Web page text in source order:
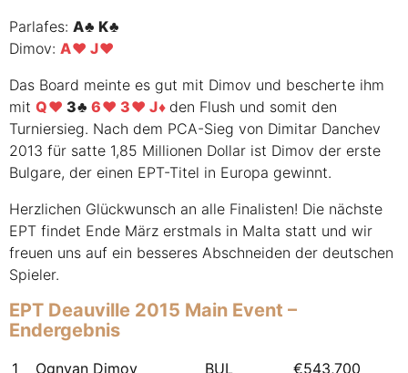
Parlafes: A
K
Dimov: A
J
Das Board meinte es gut mit Dimov und bescherte ihm
mit Q 3 6 3 J
den Flush und somit den
Turniersieg. Nach dem PCA-Sieg von Dimitar Danchev
2013 für satte 1,85 Millionen Dollar ist Dimov der erste
Bulgare, der einen EPT-Titel in Europa gewinnt.
Herzlichen Glückwunsch an alle Finalisten! Die nächste
EPT findet Ende März erstmals in Malta statt und wir
freuen uns auf ein besseres Abschneiden der deutschen
Spieler.
EPT Deauville 2015 Main Event –
Endergebnis
1 Ognyan Dimov BUL €543,700